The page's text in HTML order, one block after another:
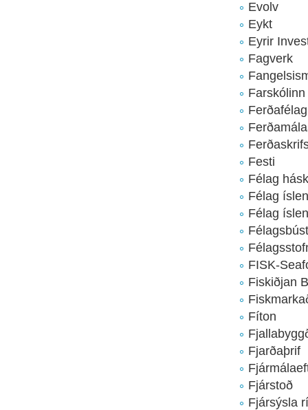
Evolv
Eykt
Eyrir
Fagverk
Farskólinn
Festi
Félag
Félag
Félag
FISK-
Fiskiðjan
Fíton
Fjarðaþrif
Fjárstoð
Fjársýsla